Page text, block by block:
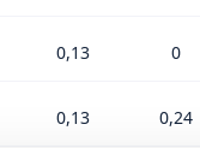
0,13 0
0,13 0,24